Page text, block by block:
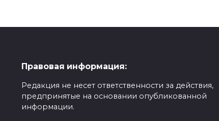
Правовая информация:
Редакция не несет ответственности за действия,
предпринятые на основании опубликованной
информации.